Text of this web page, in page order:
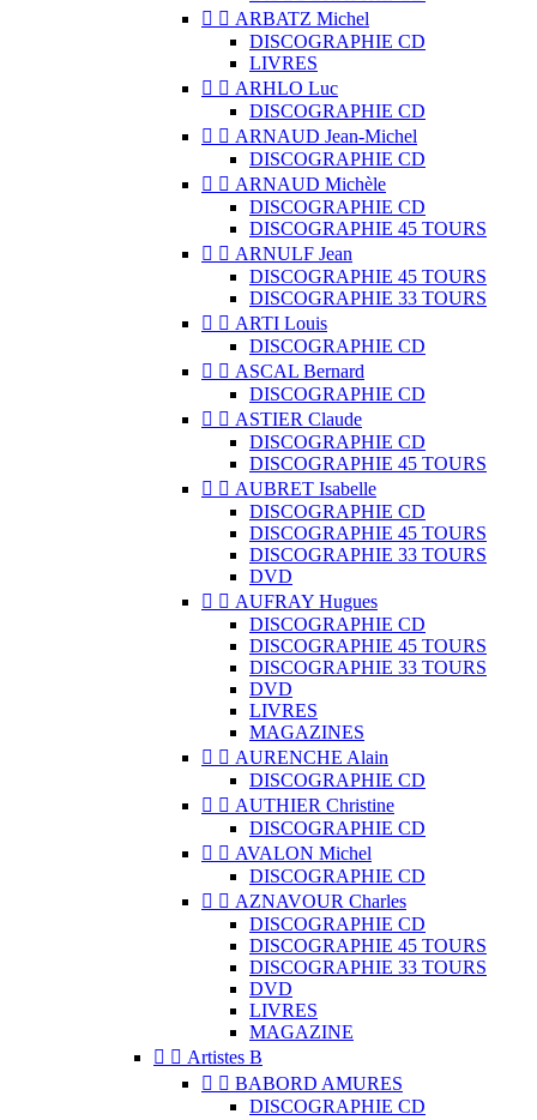
  ARBATZ Michel
DISCOGRAPHIE CD
LIVRES
  ARHLO Luc
DISCOGRAPHIE CD
  ARNAUD Jean-Michel
DISCOGRAPHIE CD
  ARNAUD Michèle
DISCOGRAPHIE CD
DISCOGRAPHIE 45 TOURS
  ARNULF Jean
DISCOGRAPHIE 45 TOURS
DISCOGRAPHIE 33 TOURS
  ARTI Louis
DISCOGRAPHIE CD
  ASCAL Bernard
DISCOGRAPHIE CD
  ASTIER Claude
DISCOGRAPHIE CD
DISCOGRAPHIE 45 TOURS
  AUBRET Isabelle
DISCOGRAPHIE CD
DISCOGRAPHIE 45 TOURS
DISCOGRAPHIE 33 TOURS
DVD
  AUFRAY Hugues
DISCOGRAPHIE CD
DISCOGRAPHIE 45 TOURS
DISCOGRAPHIE 33 TOURS
DVD
LIVRES
MAGAZINES
  AURENCHE Alain
DISCOGRAPHIE CD
  AUTHIER Christine
DISCOGRAPHIE CD
  AVALON Michel
DISCOGRAPHIE CD
  AZNAVOUR Charles
DISCOGRAPHIE CD
DISCOGRAPHIE 45 TOURS
DISCOGRAPHIE 33 TOURS
DVD
LIVRES
MAGAZINE
  Artistes B
  BABORD AMURES
DISCOGRAPHIE CD